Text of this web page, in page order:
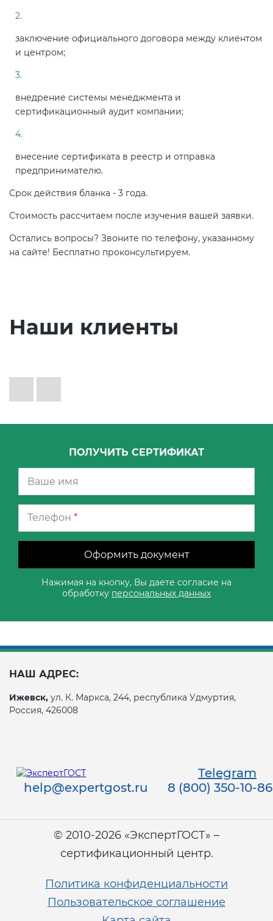
заключение официального договора между клиентом
и центром;
внедрение системы менеджмента и
сертификационный аудит компании;
внесение сертификата в реестр и отправка
предпринимателю.
Срок действия бланка - 3 года.
Стоимость рассчитаем после изучения вашей заявки.
Остались вопросы? Звоните по телефону, указанному
на сайте! Бесплатно проконсультируем.
Наши клиенты
ПОЛУЧИТЬ СЕРТИФИКАТ
Телефон *
Оформить документ
Нажимая на кнопку, Вы даете согласие на
обработку персональных данных
НАШ АДРЕС:
Ижевск, ул. К. Маркса, 244, республика Удмуртия,
Россия, 426008
Telegram
help@expertgost.ru
8 (800) 350-10-86
© 2010-2026 «ЭкспертГОСТ» –
сертификационный центр.
Политика конфиденциальности
Пользовательское соглашение